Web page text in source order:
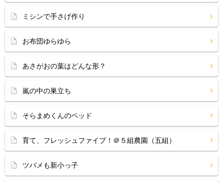
ミシンで手さげ作り
お布団ゆらゆら
あさがおの葉はどんな形？
嵐の中の巣立ち
そらまめくんのベッド
育て、フレッシュファイブ！＠５組農園（五組）
ツバメも新小っ子